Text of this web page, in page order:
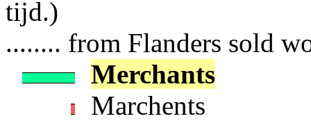
tijd.)
........ from Flanders sold
Merchants
Marchents